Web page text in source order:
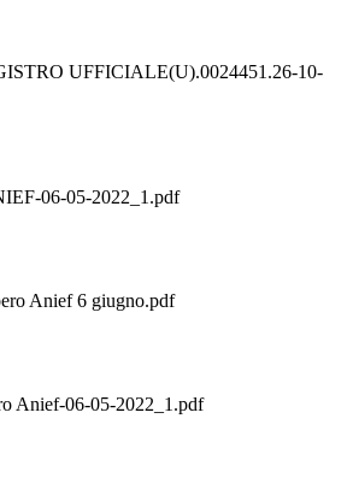
UFFICIALE(U).0024451.26-10-
06-05-2022_1.pdf
Anief 6 giugno.pdf
Anief-06-05-2022_1.pdf